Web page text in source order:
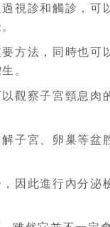
視診和觸診，可
方法，同時也
。
觀察子宮頸息
子宮、卵巢等
因此進行內分